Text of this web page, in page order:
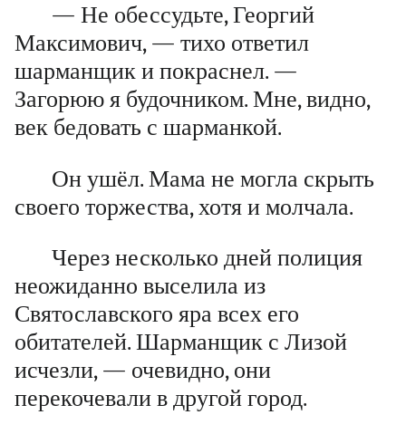
— Не обессудьте, Георгий
Максимович, — тихо ответил
шарманщик и покраснел. —
Загорюю я будочником. Мне, видно,
век бедовать с шарманкой.
Он ушёл. Мама не могла скрыть
своего торжества, хотя и молчала.
Через несколько дней полиция
неожиданно выселила из
Святославского яра всех его
обитателей. Шарманщик с Лизой
исчезли, — очевидно, они
перекочевали в другой город.